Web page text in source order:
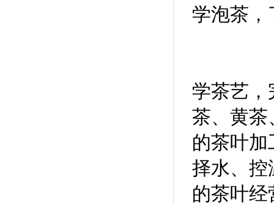
学泡茶，
学茶艺，
茶、黄茶
的茶叶
择水、控
的茶叶